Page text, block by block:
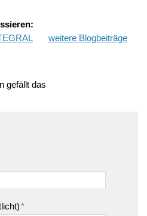
weitere Blogbeiträge
gefällt das
*